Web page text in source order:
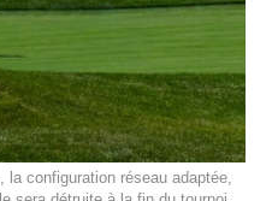
la configuration réseau adaptée,